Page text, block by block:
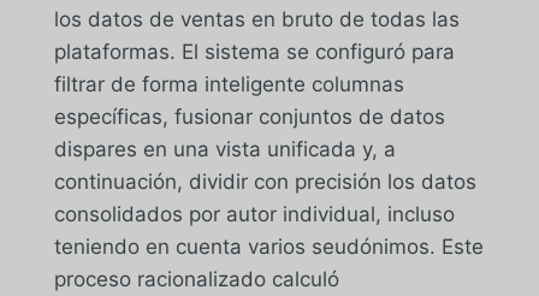
los datos de ventas en bruto de todas las
plataformas. El sistema se configuró para
filtrar de forma inteligente columnas
específicas, fusionar conjuntos de datos
dispares en una vista unificada y, a
continuación, dividir con precisión los datos
consolidados por autor individual, incluso
teniendo en cuenta varios seudónimos. Este
proceso racionalizado calculó